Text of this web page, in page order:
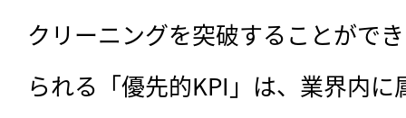
クリーニングを突破することがで
られる「優先的KPI」は、業界内
記事をお気に入りに
ログインが必